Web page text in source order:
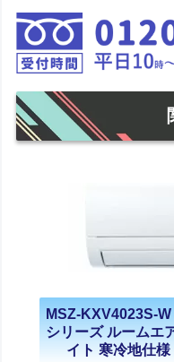
MSZ-KXV4023S-
シリーズ ルームエ
イト 寒冷地仕